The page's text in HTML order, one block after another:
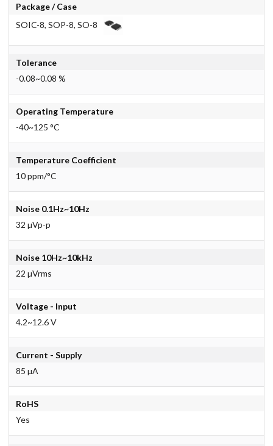
Package / Case
SOIC-8, SOP-8, SO-8
Tolerance
-0.08~0.08 %
Operating Temperature
-40~125 °C
Temperature Coefficient
10 ppm/°C
Noise 0.1Hz~10Hz
32 µVp-p
Noise 10Hz~10kHz
22 µVrms
Voltage - Input
4.2~12.6 V
Current - Supply
85 µA
RoHS
Yes